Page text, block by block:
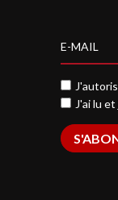
J'ai lu